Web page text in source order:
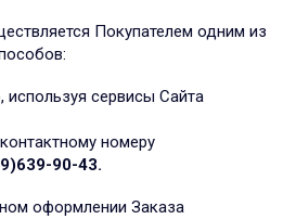
Покупателем одним из
используя сервисы Сайта
номеру
90-43.
оформлении Заказа